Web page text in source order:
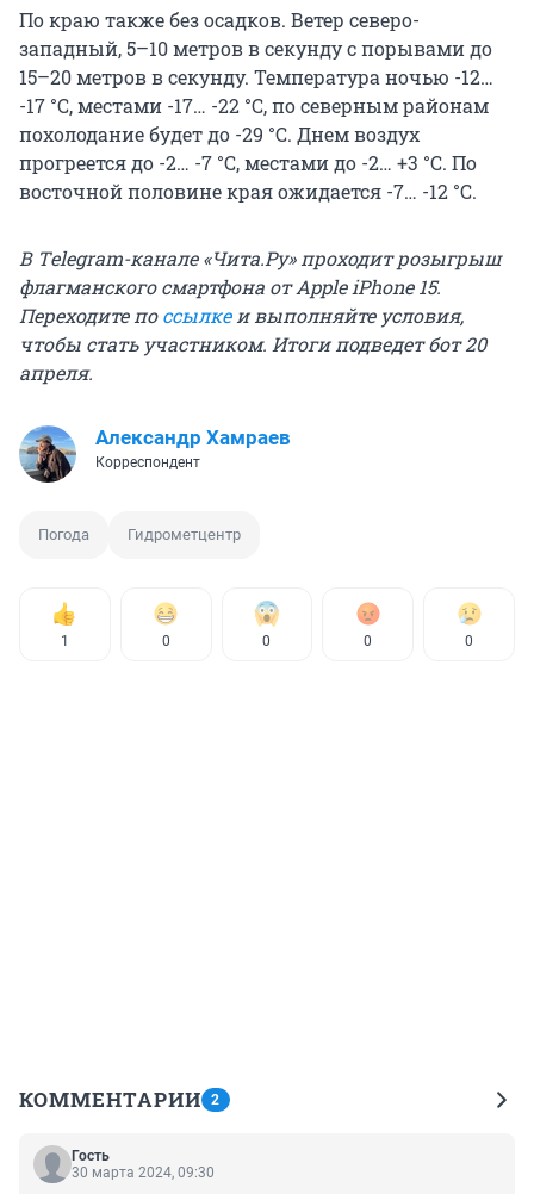
По краю также без осадков. Ветер северо-
западный, 5–10 метров в секунду с порывами до
15–20 метров в секунду. Температура ночью -12…
-17 °С, местами -17… -22 °С, по северным районам
похолодание будет до -29 °С. Днем воздух
прогреется до -2… -7 °С, местами до -2… +3 °С. По
восточной половине края ожидается -7… -12 °С.
В Тelegram-канале «Чита.Ру» проходит розыгрыш
флагманского смартфона от Apple iPhone 15.
Переходите поссылкеи выполняйте условия,
чтобы стать участником. Итоги подведет бот 20
апреля.
Александр Хамраев
Корреспондент
Погода Гидрометцентр
1 0 0 0 0
КОММЕНТАРИИ 2
Гость
30 марта 2024, 09:30